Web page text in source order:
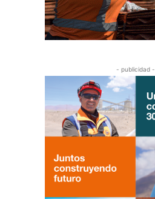
- publicidad -